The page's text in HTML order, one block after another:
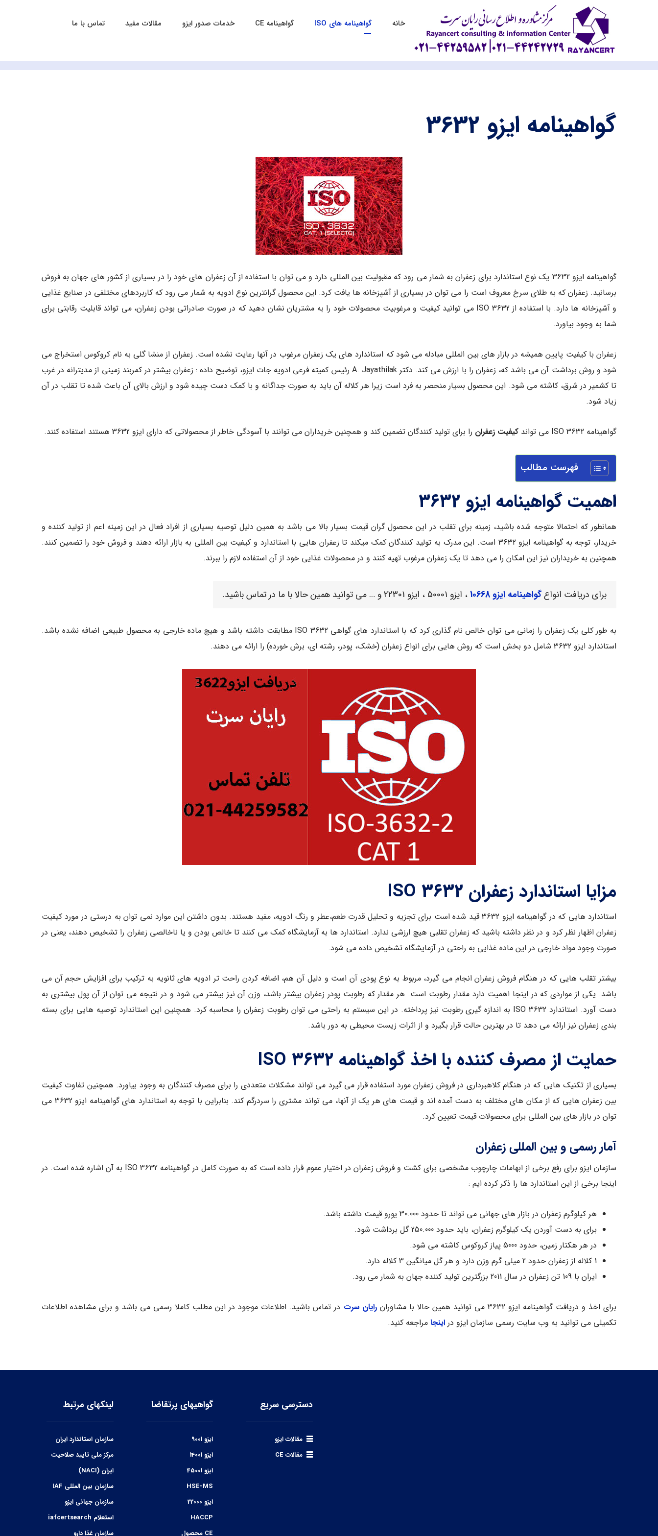
خانه گواهینامه های ISO گواهینامه CE خدمات صدور ایزو مقالات مفید تماس با ما
گواهینامه ایزو 3632
گواهینامه ایزو 3632 یک نوع استاندارد برای زعفران به شمار می رود که مقبولیت بین المللی دارد و می توان با استفاده از آن زعفران های خود را در بسیاری از کشور های جهان به فروش
برسانید. زعفران که به طلای سرخ معروف است را می توان در بسیاری از آشپزخانه ها یافت کرد. این محصول گرانترین نوع ادویه به شمار می رود که کاربردهای مختلفی در صنایع غذایی
و آشپزخانه ها دارد. با استفاده از ISO 3632 می توانید کیفیت و مرغوبیت محصولات خود را به مشتریان نشان دهید که در صورت صادراتی بودن زعفران، می تواند قابلیت رقابتی برای
شما به وجود بیاورد.
زعفران با کیفیت پایین همیشه در بازار های بین المللی مبادله می شود که استاندارد های یک زعفران مرغوب در آنها رعایت نشده است. زعفران از منشا گلی به نام کروکوس استخراج می
شود و روش برداشت آن می باشد که، زعفران را با ارزش می کند. دکتر A. Jayathilak رئیس کمیته فرعی ادویه جات ایزو، توضیح داده : زعفران بیشتر در کمربند زمینی از مدیترانه در غرب
تا کشمیر در شرق، کاشته می شود. این محصول بسیار منحصر به فرد است زیرا هر کلاله آن باید به صورت جداگانه و با کمک دست چیده شود و ارزش بالای آن باعث شده تا تقلب در آن
زیاد شود.
گواهینامه ISO 3632 می تواند کیفیت زعفران را برای تولید کنندگان تضمین کند و همچنین خریداران می توانند با آسودگی خاطر از محصولاتی که دارای ایزو 3632 هستند استفاده کنند.
فهرست مطالب
اهمیت گواهینامه ایزو 3632
همانطور که احتمالا متوجه شده باشید، زمینه برای تقلب در این محصول گران قیمت بسیار بالا می باشد به همین دلیل توصیه بسیاری از افراد فعال در این زمینه اعم از تولید کننده و
خریدار، توجه به گواهینامه ایزو 3632 است. این مدرک به تولید کنندگان کمک میکند تا زعفران هایی با استاندارد و کیفیت بین المللی به بازار ارائه دهند و فروش خود را تضمین کنند.
همچنین به خریداران نیز این امکان را می دهد تا یک زعفران مرغوب تهیه کنند و در محصولات غذایی خود از آن استفاده لازم را ببرند.
برای دریافت انواعگواهینامه ایزو 10668 ، ایزو 50001 ، ایزو 22301 و … می توانید همین حالا با ما در تماس باشید.
به طور کلی یک زعفران را زمانی می توان خالص نام گذاری کرد که با استاندارد های گواهی ISO 3632 مطابقت داشته باشد و هیچ ماده خارجی به محصول طبیعی اضافه نشده باشد.
استاندارد ایزو 3632 شامل دو بخش است که روش هایی برای انواع زعفران (خشک، پودر، رشته ای، برش خورده) را ارائه می دهند.
مزایا استاندارد زعفران ISO 3632
استاندارد هایی که در گواهینامه ایزو 3632 قید شده است برای تجزیه و تحلیل قدرت طعم،عطر و رنگ ادویه، مفید هستند. بدون داشتن این موارد نمی توان به درستی در مورد کیفیت
زعفران اظهار نظر کرد و در نظر داشته باشید که زعفران تقلبی هیچ ارزشی ندارد. استاندارد ها به آزمایشگاه کمک می کنند تا خالص بودن و یا ناخالصی زعفران را تشخیص دهند، یعنی در
صورت وجود مواد خارجی در این ماده غذایی به راحتی در آزمایشگاه تشخیص داده می شود.
بیشتر تقلب هایی که در هنگام فروش زعفران انجام می گیرد، مربوط به نوع پودی آن است و دلیل آن هم، اضافه کردن راحت تر ادویه های ثانویه به ترکیب برای افزایش حجم آن می
باشد. یکی از مواردی که در اینجا اهمیت دارد مقدار رطوبت است. هر مقدار که رطوبت پودر زعفران بیشتر باشد، وزن آن نیز بیشتر می شود و در نتیجه می توان از آن پول بیشتری به
دست آورد. استاندارد ISO 3632 به اندازه گیری رطوبت نیز پرداخته. در این سیستم به راحتی می توان رطوبت زعفران را محاسبه کرد. همچنین این استاندارد توصیه هایی برای بسته
بندی زعفران نیز ارائه می دهد تا در بهترین حالت قرار بگیرد و از اثرات زیست محیطی به دور باشد.
حمایت از مصرف کننده با اخذ گواهینامه ISO 3632
بسیاری از تکنیک هایی که در هنگام کلاهبرداری در فروش زعفران مورد استفاده قرار می گیرد می تواند مشکلات متعددی را برای مصرف کنندگان به وجود بیاورد. همچنین تفاوت کیفیت
بین زعفران هایی که از مکان های مختلف به دست آمده اند و قیمت های هر یک از آنها، می تواند مشتری را سردرگم کند. بنابراین با توجه به استاندارد های گواهینامه ایزو 3632 می
توان در بازار های بین المللی برای محصولات قیمت تعیین کرد.
آمار رسمی و بین المللی زعفران
سازمان ایزو برای رفع برخی از ابهامات چارچوب مشخصی برای کشت و فروش زعفران در اختیار عموم قرار داده است که به صورت کامل در گواهینامه ISO 3632 به آن اشاره شده است. در
اینجا برخی از این استاندارد ها را ذکر کرده ایم :
هر کیلوگرم زعفران در بازار های جهانی می تواند تا حدود 30.000 یورو قیمت داشته باشد.
برای به دست آوردن یک کیلوگرم زعفران، باید حدود 250.000 گل برداشت شود.
در هر هکتار زمین، حدود 5000 پیاز کروکوس کاشته می شود.
1 کلاله از زعفران حدود 2 میلی گرم وزن دارد و هر گل میانگین 3 کلاله دارد.
ایران با 109 تن زعفران در سال 2011 بزرگترین تولید کننده جهان به شمار می رود.
برای اخذ و دریافت گواهینامه ایزو 3632 می توانید همین حالا با مشاوران رایان سرت در تماس باشید. اطلاعات موجود در این مطلب کاملا رسمی می باشد و برای مشاهده اطلاعات
تکمیلی می توانید به وب سایت رسمی سازمان ایزو در اینجا مراجعه کنید.
دسترسی سریع
مقالات ایزو
مقالات CE
گواهیهای پرتقاضا
ایزو 9001
ایزو 14001
ایزو 45001
HSE-MS
ایزو 22000
HACCP
CE محصول
لینکهای مرتبط
سازمان استاندارد ایران
مرکز ملی تایید صلاحیت
ایران (NACI)
سازمان بین المللی IAF
سازمان جهانی ایزو
استعلام iafcertsearch
سازمان غذا دارو